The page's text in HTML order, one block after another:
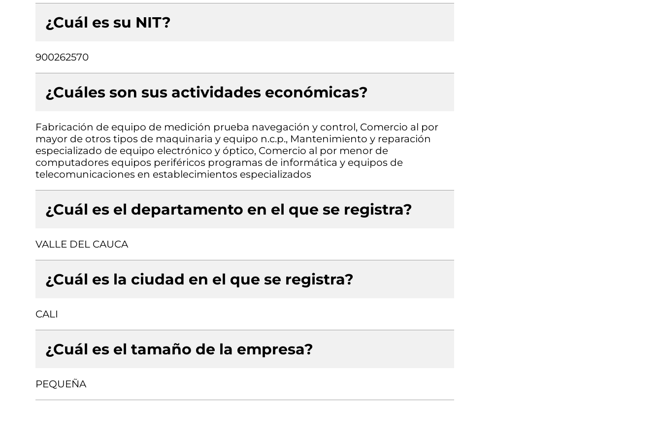
¿Cuál es su NIT?
900262570
¿Cuáles son sus actividades económicas?
Fabricación de equipo de medición prueba navegación y control, Comercio al por
mayor de otros tipos de maquinaria y equipo n.c.p., Mantenimiento y reparación
especializado de equipo electrónico y óptico, Comercio al por menor de
computadores equipos periféricos programas de informática y equipos de
telecomunicaciones en establecimientos especializados
¿Cuál es el departamento en el que se registra?
VALLE DEL CAUCA
¿Cuál es la ciudad en el que se registra?
CALI
¿Cuál es el tamaño de la empresa?
PEQUEÑA